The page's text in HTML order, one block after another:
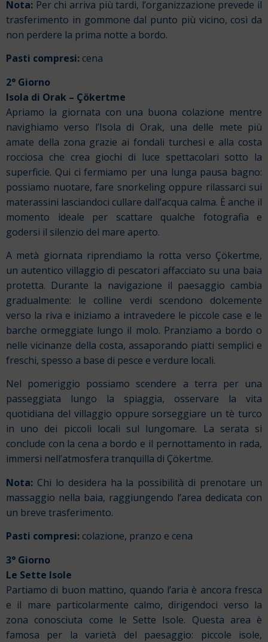
Nota: Per chi arriva più tardi, l’organizzazione prevede il
trasferimento in gommone dal punto più vicino, così da
non perdere la prima notte a bordo.
Pasti compresi: cena
2° Giorno
Isola di Orak – Çökertme
Apriamo la giornata con una buona colazione mentre
navighiamo verso l’Isola di Orak, una delle mete più
amate della zona grazie ai fondali turchesi e alla costa
rocciosa che crea giochi di luce spettacolari sotto la
superficie. Qui ci fermiamo per una lunga pausa bagno:
possiamo nuotare, fare snorkeling oppure rilassarci sui
materassini lasciandoci cullare dall’acqua calma. È anche il
momento ideale per scattare qualche fotografia e
godersi il silenzio del mare aperto.
A metà giornata riprendiamo la rotta verso Çökertme,
un autentico villaggio di pescatori affacciato su una baia
protetta. Durante la navigazione il paesaggio cambia
gradualmente: le colline verdi scendono dolcemente
verso la riva e iniziamo a intravedere le piccole case e le
barche ormeggiate lungo il molo. Pranziamo a bordo o
nelle vicinanze della costa, assaporando piatti semplici e
freschi, spesso a base di pesce e verdure locali.
Nel pomeriggio possiamo scendere a terra per una
passeggiata lungo la spiaggia, osservare la vita
quotidiana del villaggio oppure sorseggiare un tè turco
in uno dei piccoli locali sul lungomare. La serata si
conclude con la cena a bordo e il pernottamento in rada,
immersi nell’atmosfera tranquilla di Çökertme.
Nota: Chi lo desidera ha la possibilità di prenotare un
massaggio nella baia, raggiungendo l’area dedicata con
un breve trasferimento.
Pasti compresi: colazione, pranzo e cena
3° Giorno
Le Sette Isole
Partiamo di buon mattino, quando l’aria è ancora fresca
e il mare particolarmente calmo, dirigendoci verso la
zona conosciuta come le Sette Isole. Questa area è
famosa per la varietà del paesaggio: piccole isole,